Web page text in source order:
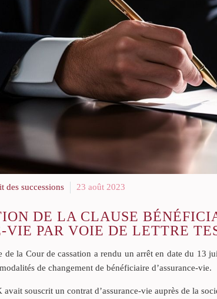
des successions 23 août 2023
DE LA CLAUSE
VIE PAR VOIE DE LETTRE
de la Cour de cassation a rendu un arrêt en date du 13
de changement de bénéficiaire d’assurance-vie.
avait souscrit un contrat d’assurance-vie auprès de la